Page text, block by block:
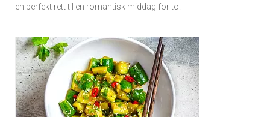
en perfekt rett til en romantisk middag for to.